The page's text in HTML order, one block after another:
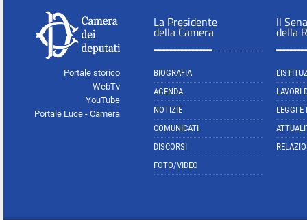
Portale storico
WebTv
YouTube
Portale Luce - Camera
La Presidente
della Camera
BIOGRAFIA
AGENDA
NOTIZIE
COMUNICATI
DISCORSI
FOTO/VIDEO
Il
della
LAVORI
LEGGI E